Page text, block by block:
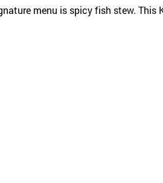
menu is spicy fish stew. This